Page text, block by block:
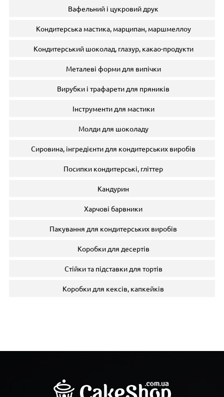
Вафельний і цукровий друк
Кондитерська мастика, марципан, маршмеллоу
Кондитерський шоколад, глазур, какао-продукти
Металеві форми для випічки
Вирубки і трафарети для пряників
Інструменти для мастики
Молди для шоколаду
Сировина, інгредієнти для кондитерських виробів
Посипки кондитерські, гліттер
Кандурин
Харчові барвники
Пакування для кондитерських виробів
Коробки для десертів
Стійки та підставки для тортів
Коробки для кексів, капкейків